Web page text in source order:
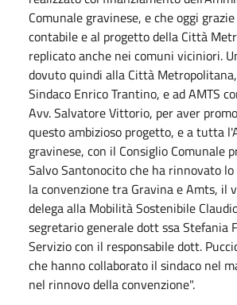
Comunale gravinese, e che oggi
contabile e al progetto della Città
replicato anche nei comuni viciniori.
dovuto quindi alla Città
Sindaco Enrico Trantino, e ad AMTS
Avv. Salvatore Vittorio, per aver
questo ambizioso progetto, e a tutta
gravinese, con il Consiglio Comunale
Salvo Santonocito che ha rinnovato lo
la convenzione tra Gravina e Amts, il
delega alla Mobilità Sostenibile
segretario generale dott ssa Stefania
Servizio con il responsabile dott.
che hanno collaborato il sindaco nel
nel rinnovo della convenzione".